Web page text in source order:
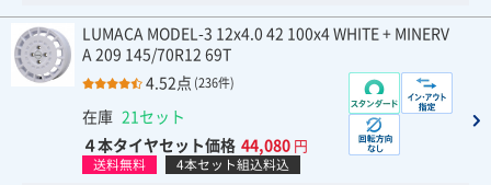
LUMACA MODEL-3 12x4.0 42 100x4 WHITE + MINERV
A 209 145/70R12 69T
4.52点 (236件)
在庫 21セット
４本タイヤセット価格 44,080 円
送料無料 4本セット組込料込